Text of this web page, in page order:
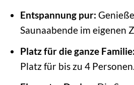
Entspannung pur:
Saunaabende im eigenen
Platz für die ganze Familie:
Platz für bis zu 4 Personen.